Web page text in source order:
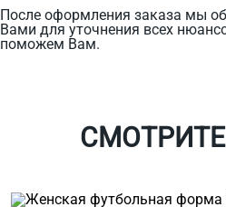
После оформления заказа мы
Вами для уточнения всех
поможем Вам.